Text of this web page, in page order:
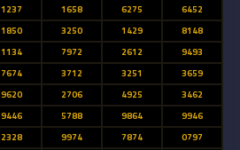
1237 1658 6275
6452
1850 3250 1429
8148
1134 7972 2612
9493
7674 3712 3251
3659
9620 2706 4925
3462
9446 5788 9864
9946
2328 9974 7874
0797